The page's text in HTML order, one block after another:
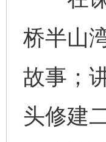
桥半山
故事；
头修建